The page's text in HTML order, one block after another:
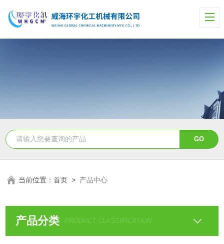
当前位置：首页 > 产品中心
产品分类 PRODUCT CLASSIFICATION